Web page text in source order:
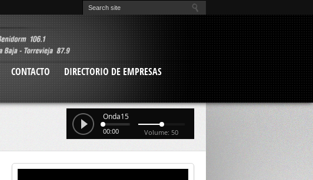
CONTACTO
DIRECTORIO DE EMPRESAS
Onda15
00:00 Volume: 50